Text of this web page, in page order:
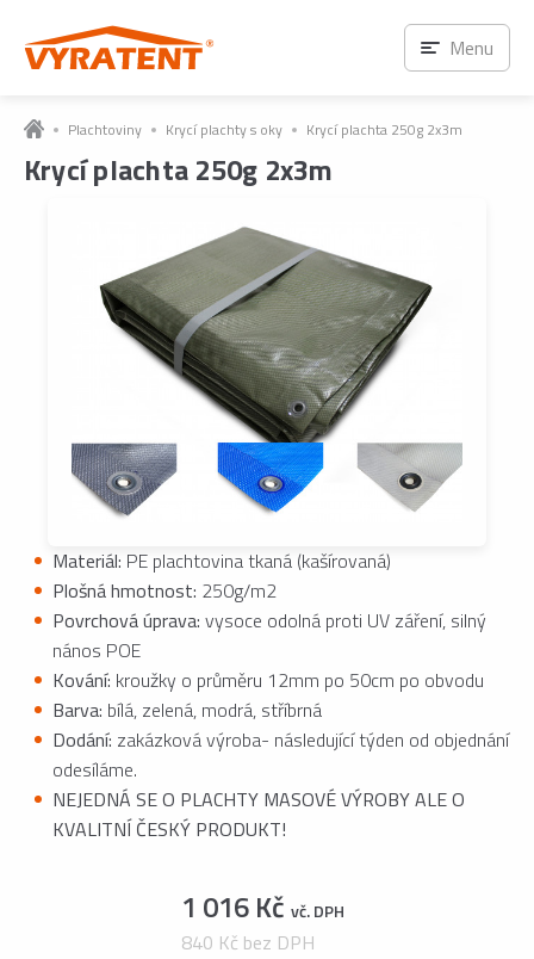
Plachtoviny Krycí plachty s oky Krycí plachta 250g 2x3m
Krycí plachta 250g 2x3m
Materiál: PE plachtovina tkaná (kašírovaná)
Plošná hmotnost: 250g/m2
Povrchová úprava: vysoce odolná proti UV záření, silný
nános POE
Kování: kroužky o průměru 12mm po 50cm po obvodu
Barva: bílá, zelená, modrá, stříbrná
Dodání: zakázková výroba- následující týden od objednání
odesíláme.
NEJEDNÁ SE O PLACHTY MASOVÉ VÝROBY ALE O
KVALITNÍ ČESKÝ PRODUKT!
1 016 Kč vč. DPH
840 Kč bez DPH
Menu